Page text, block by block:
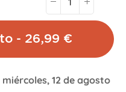
- 26,99 €
miércoles, 12 de agosto